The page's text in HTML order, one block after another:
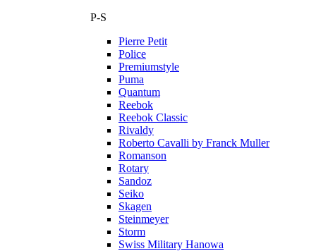
P-S
Pierre Petit
Police
Premiumstyle
Puma
Quantum
Reebok
Reebok Classic
Rivaldy
Roberto Cavalli by Franck Muller
Romanson
Rotary
Sandoz
Seiko
Skagen
Steinmeyer
Storm
Swiss Military Hanowa